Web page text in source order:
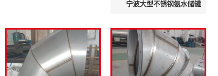
宁波大型不锈钢氨水储罐